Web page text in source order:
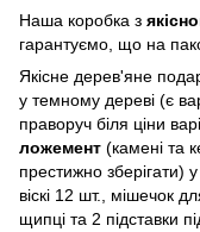
Наша коробка з
гарантуємо, що на
Якісне дерев'яне
у темному дереві (є
праворуч біля ціни
ложемент (камені та
престижно зберігати)
віскі 12 шт., мішечок
щипці та 2 підставки